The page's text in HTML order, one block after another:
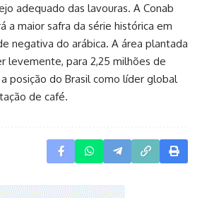
adequado das lavouras. A Conab
a maior safra da série histórica em
negativa do arábica. A área plantada
levemente, para 2,25 milhões de
posição do Brasil como líder global
de café.